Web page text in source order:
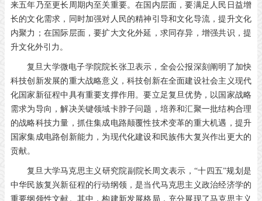
来五年乃至更长周期内至关重要。在国内层面，要满足人民日益增
长的文化需求，同时加强对人民的精神引导和文化导流，提升文化
内聚力；在国际层面，要扩大文化外延，求同存异，增强共识，提
升文化外引力。
复旦大学微电子学院院长张卫表示，全会公报深刻阐明了加快
科技创新发展的重大战略意义，科技创新在全面建设社会主义现代
化国家新征程中具有重要支撑作用。要立足复旦优势，以国家战略
需求为导向，解决关键领域卡脖子问题，培养和汇聚一批结构合理
的战略科技力量，抓住集成电路颠覆性技术变革的重大机遇，提升
国家集成电路创新能力，为现代化建设和民族伟大复兴作出更大的
贡献。
复旦大学马克思主义研究院副院长周文表示，“十四五”规划是
中华民族复兴新征程的行动纲领，是当代马克思主义政治经济学的
重要纲领性文献。其中，构建新发展格局，充分展现了马克思主义